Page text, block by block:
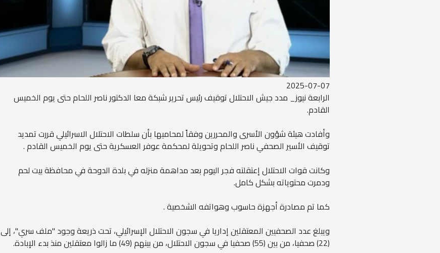
2025-07-07
الرابعة نيوز_ مدد جيش الاحتلال توقيف رئيس تحرير شبكة معا الدكتور ناصر اللحام حتى يوم الخميس
القادم.
وأفادت هيئة شؤون الأسرى والمحررين وفقاً لمحاميها بأن سلطات الاحتلال الاسرائيلي قررت تمديد
توقيف الأسير الصحفي ناصر اللحام وتحويلة لمحكمة عوفر العسكرية حتى يوم الخميس القادم .
وكانت قوات الاحتلال إعتقلته فجر اليوم بعد مداهمة منزله في بلدة الدوحة في محافظة بيت لحم
ودمرت محتوياته بشكل كامل.
كما تم مصادرة أجهزة حاسوب وهواتفه الشخصية .
ويبلغ عدد الصحفيين المعتقلين إداريا في سجون الاحتلال الإسرائيلي، تحت ذريعة وجود "ملف سري"، إلى
(22) صحفيا، من بين (55) صحفيا في سجون الاحتلال، من بينهم (49) ما زالوا معتقلين منذ بدء الإبادة.